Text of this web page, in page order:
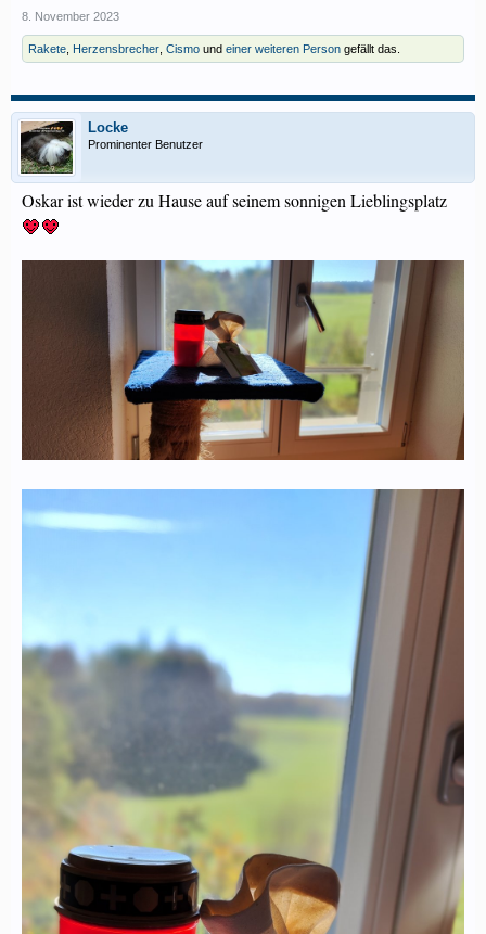
8. November 2023
Rakete Herzensbrecher Cismo und einer weiteren Person gefällt das.
Locke
Prominenter Benutzer
Oskar ist wieder zu Hause auf seinem sonnigen Lieblingsplatz